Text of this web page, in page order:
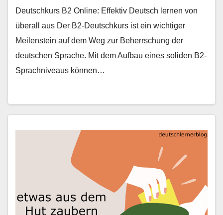
Deutschkurs B2 Online: Effektiv Deutsch lernen von
überall aus Der B2-Deutschkurs ist ein wichtiger
Meilenstein auf dem Weg zur Beherrschung der
deutschen Sprache. Mit dem Aufbau eines soliden B2-
Sprachniveaus können…